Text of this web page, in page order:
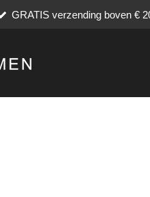
GRATIS verzending boven €